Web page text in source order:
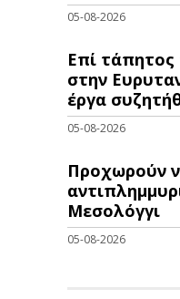
05-08-2026
Επί τάπητος
στην
έργα
05-08-2026
Προχωρούν
Μεσολόγγι
05-08-2026